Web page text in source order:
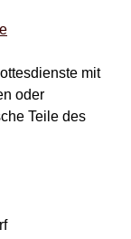
mit
oder
Teile des